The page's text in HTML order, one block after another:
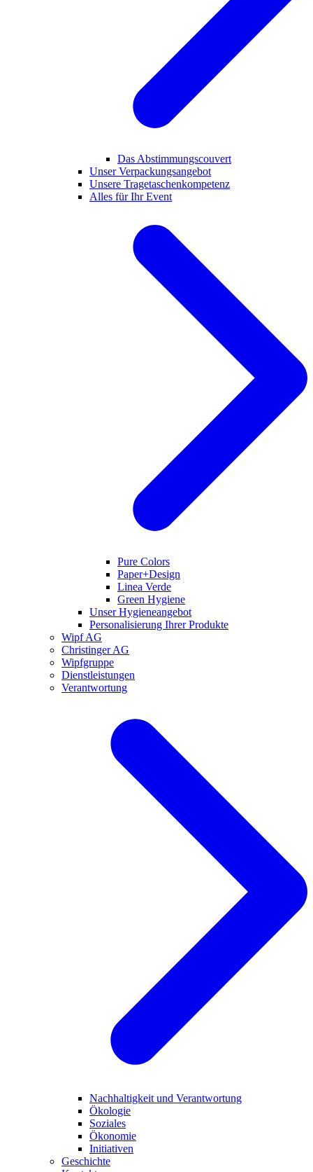
Das Abstimmungscouvert
Unser Verpackungsangebot
Unsere Tragetaschenkompetenz
Alles für Ihr Event
Pure Colors
Paper+Design
Linea Verde
Green Hygiene
Unser Hygieneangebot
Personalisierung Ihrer Produkte
Wipf AG
Christinger AG
Wipfgruppe
Dienstleistungen
Verantwortung
Nachhaltigkeit und Verantwortung
Ökologie
Soziales
Ökonomie
Initiativen
Geschichte